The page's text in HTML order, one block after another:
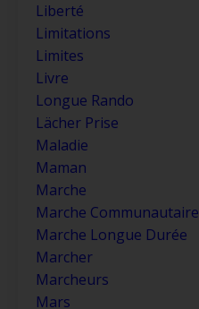
Liberté
Limitations
Limites
Livre
Longue Rando
Lächer Prise
Maladie
Maman
Marche
Marche Communautaire
Marche Longue Durée
Marcher
Marcheurs
Mars